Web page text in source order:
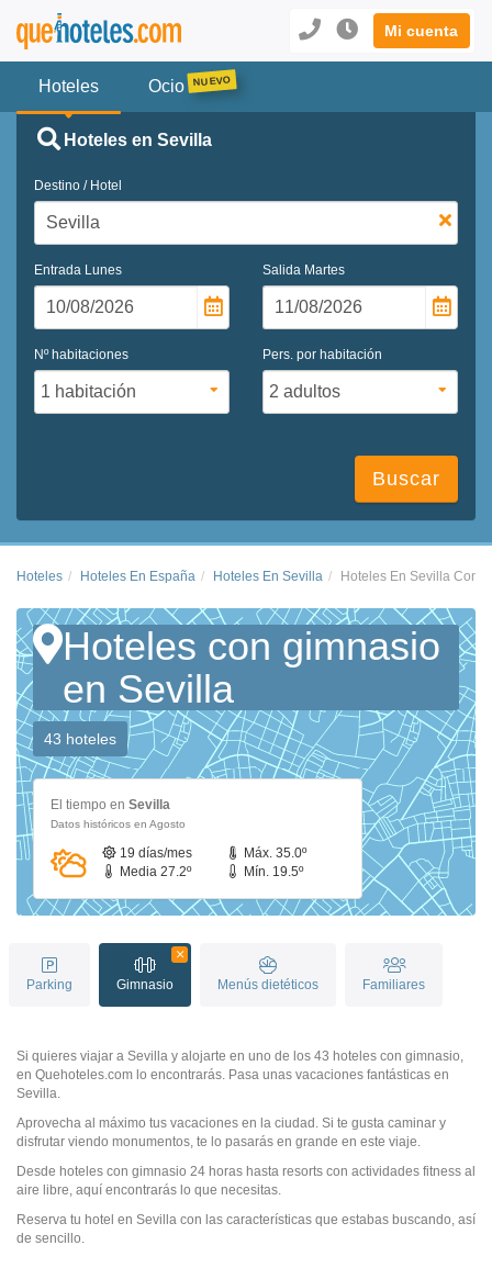
Mi cuenta
Hoteles Ocio
Hoteles en Sevilla
Destino / Hotel
Entrada Lunes Salida Martes
Nº habitaciones Pers. por habitación
Buscar
Hoteles Hoteles En España Hoteles En Sevilla Hoteles En Sevilla Con
Hoteles con gimnasio
en Sevilla
43 hoteles
El tiempo en Sevilla
Datos históricos en Agosto
19 días/mes
Máx. 35.0º
Media 27.2º
Mín. 19.5º
Parking Gimnasio Menús dietéticos Familiares
Si quieres viajar a Sevilla y alojarte en uno de los 43 hoteles con gimnasio,
en Quehoteles.com lo encontrarás. Pasa unas vacaciones fantásticas en
Sevilla.
Aprovecha al máximo tus vacaciones en la ciudad. Si te gusta caminar y
disfrutar viendo monumentos, te lo pasarás en grande en este viaje.
Desde hoteles con gimnasio 24 horas hasta resorts con actividades fitness al
aire libre, aquí encontrarás lo que necesitas.
Reserva tu hotel en Sevilla con las características que estabas buscando, así
de sencillo.